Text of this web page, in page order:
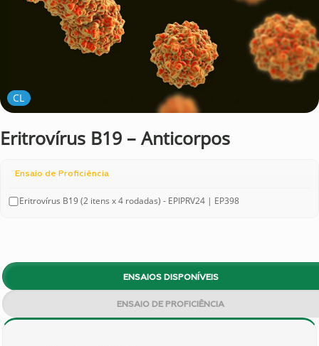
CL
Eritrovírus B19 – Anticorpos
Ensaio de Proficiência
Eritrovírus B19 (2 itens x 4 rodadas) - EPIPRV24 | EP398
ENSAIOS DISPONÍVEIS
ENSAIO DE PROFICIÊNCIA